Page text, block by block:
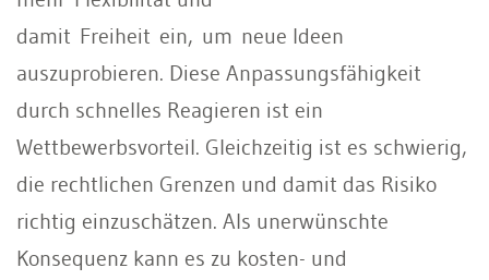
damit Freiheit ein, um neue Ideen
auszuprobieren. Diese Anpassungsfähigkeit
durch schnelles Reagieren ist ein
Wettbewerbsvorteil. Gleichzeitig ist es schwierig,
die rechtlichen Grenzen und damit das Risiko
richtig einzuschätzen. Als unerwünschte
Konsequenz kann es zu kosten- und